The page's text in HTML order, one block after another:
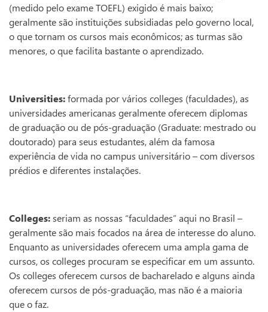
(medido pelo exame TOEFL) exigido é mais baixo;
geralmente são instituições subsidiadas pelo governo local,
o que tornam os cursos mais econômicos; as turmas são
menores, o que facilita bastante o aprendizado.
Universities:formada por vários colleges (faculdades), as
universidades americanas geralmente oferecem diplomas
de graduação ou de pós-graduação (Graduate: mestrado ou
doutorado) para seus estudantes, além da famosa
experiência de vida no campus universitário – com diversos
prédios e diferentes instalações.
Colleges:seriam as nossas “faculdades” aqui no Brasil –
geralmente são mais focados na área de interesse do aluno.
Enquanto as universidades oferecem uma ampla gama de
cursos, os colleges procuram se especificar em um assunto.
Os colleges oferecem cursos de bacharelado e alguns ainda
oferecem cursos de pós-graduação, mas não é a maioria
que o faz.